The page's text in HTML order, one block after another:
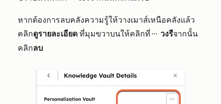
หากต้องการลบคลังความรู้ให้วางเมาส์เหนือคลังแล้ว
คลิกดูรายละเอียด ที่มุมขวาบนให้คลิกที่ ellipses วงรีจากนั้น
คลิกลบ